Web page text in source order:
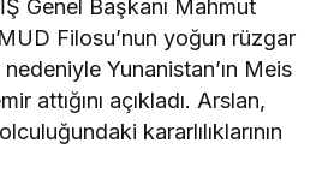
Genel Başkanı Mahmut
Filosu’nun yoğun rüzgar
Yunanistan’ın Meis
attığını açıkladı. Arslan,
kararlılıklarının